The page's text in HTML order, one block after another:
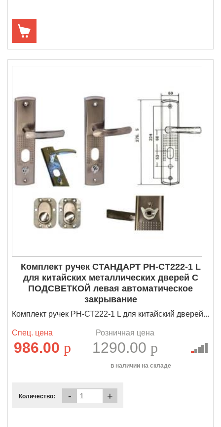
Комплект ручек СТАНДАРТ РН-СТ222-1 L
для китайских металлических дверей С
ПОДСВЕТКОЙ левая автоматическое
закрывание
Комплект ручек РН-СТ222-1 L для китайский дверей...
Спец. цена
986.00 p
Розничная цена
1290.00 p
в наличии на складе
Количество: - +